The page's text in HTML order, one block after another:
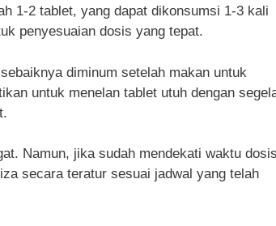
1-2 tablet, yang dapat dikonsumsi 1-3 kali
penyesuaian dosis yang tepat.
diminum setelah makan untuk
untuk menelan tablet utuh dengan
Namun, jika sudah mendekati waktu
secara teratur sesuai jadwal yang telah